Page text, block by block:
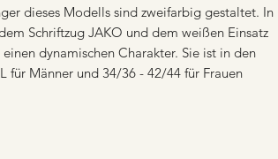
dieses Modells sind zweifarbig gestaltet. In
Schriftzug JAKO und dem weißen Einsatz
dynamischen Charakter. Sie ist in den
für Männer und 34/36 - 42/44 für Frauen